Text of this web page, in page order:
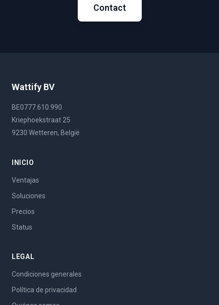
Contact
Wattify BV
BE0777.610.990
Kriephoekstraat 25
9230 Wetteren, België
INICIO
Ventajas
Soluciones
Precios
Status
LEGAL
Condiciones generales
Política de privacidad